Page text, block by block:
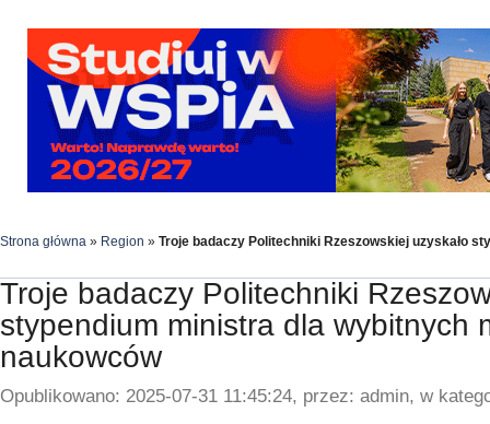
Strona główna » Region » Troje badaczy Politechniki Rzeszowskiej uzyskało
Troje badaczy Politechniki
stypendium ministra dla wybitnych
naukowców
Opublikowano: 2025-07-31 11:45:24, przez: admin, w